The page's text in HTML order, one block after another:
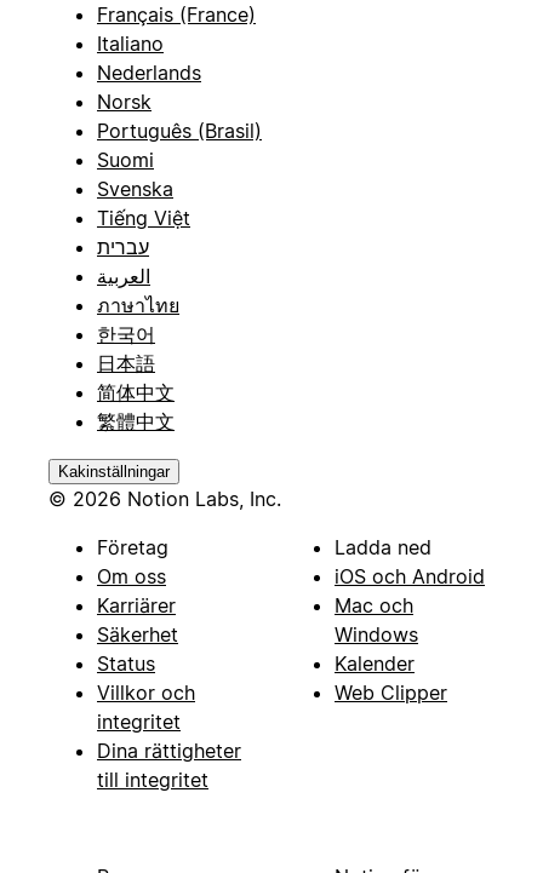
Français (France)
Italiano
Nederlands
Norsk
Português (Brasil)
Suomi
Svenska
Tiếng Việt
עברית
العربية
ภาษาไทย
한국어
日本語
简体中文
繁體中文
Kakinställningar
© 2026 Notion Labs, Inc.
Företag
Om oss
Karriärer
Säkerhet
Status
Villkor och
integritet
Dina rättigheter
till integritet
Ladda ned
iOS och Android
Mac och
Windows
Kalender
Web Clipper